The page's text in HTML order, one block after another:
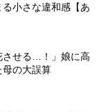
小さな違和感【あ
させる…！」娘に高
母の大誤算